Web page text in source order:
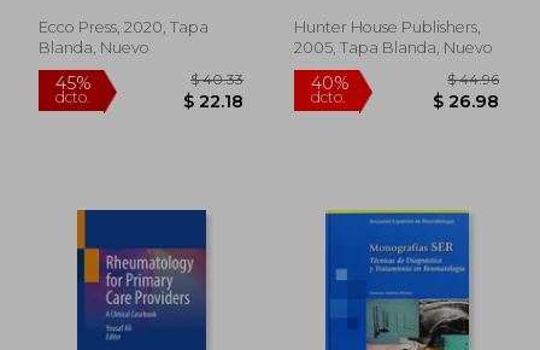
45% $ 336.16 45% $
Ecco Press, 2020, Tapa
Blanda, Nuevo
(en Inglés)
Hunter House Publishers,
2005, Tapa Blanda, Nuevo